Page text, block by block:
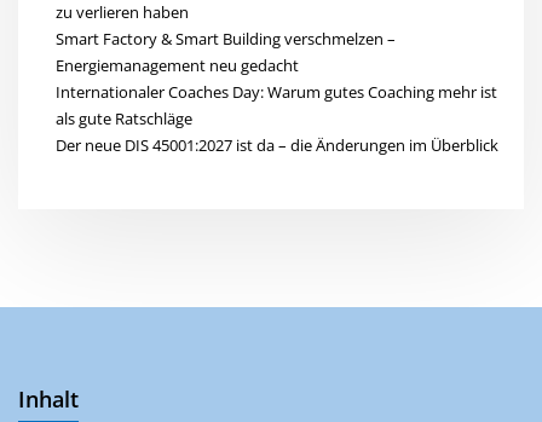
zu verlieren haben
Smart Factory & Smart Building verschmelzen –
Energiemanagement neu gedacht
Internationaler Coaches Day: Warum gutes Coaching mehr ist
als gute Ratschläge
Der neue DIS 45001:2027 ist da – die Änderungen im Überblick
Inhalt